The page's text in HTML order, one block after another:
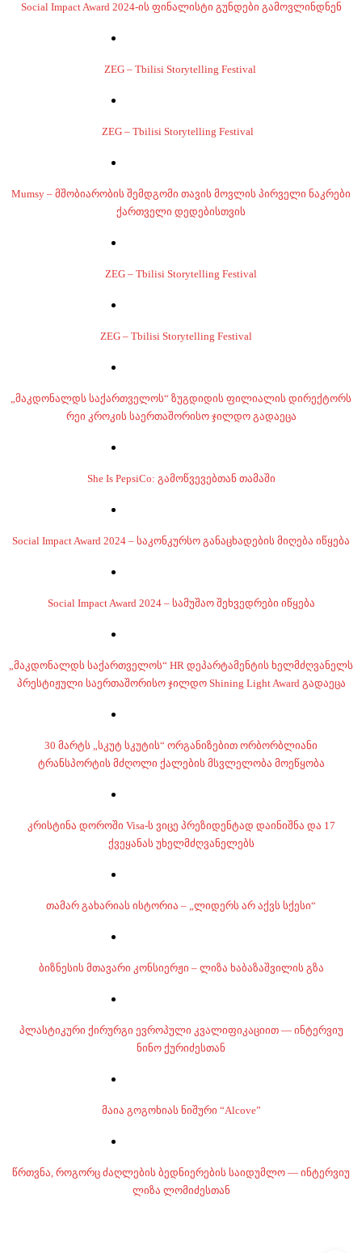
Social Impact Award 2024-ის ფინალისტი გუნდები გამოვლინდნენ
ZEG – Tbilisi Storytelling Festival
ZEG – Tbilisi Storytelling Festival
Mumsy – მშობიარობის შემდგომი თავის მოვლის პირველი ნაკრები
ქართველი დედებისთვის
ZEG – Tbilisi Storytelling Festival
ZEG – Tbilisi Storytelling Festival
„მაკდონალდს საქართველოს“ ზუგდიდის ფილიალის დირექტორს
რეი კროკის საერთაშორისო ჯილდო გადაეცა
She Is PepsiCo: გამოწვევებთან თამაში
Social Impact Award 2024 – საკონკურსო განაცხადების მიღება იწყება
Social Impact Award 2024 – სამუშაო შეხვედრები იწყება
„მაკდონალდს საქართველოს“ HR დეპარტამენტის ხელმძღვანელს
პრესტიჟული საერთაშორისო ჯილდო Shining Light Award გადაეცა
30 მარტს „სკუტ სკუტის“ ორგანიზებით ორბორბლიანი
ტრანსპორტის მძღოლი ქალების მსვლელობა მოეწყობა
კრისტინა დოროში Visa-ს ვიცე პრეზიდენტად დაინიშნა და 17
ქვეყანას უხელმძღვანელებს
თამარ გახარიას ისტორია – „ლიდერს არ აქვს სქესი“
ბიზნესის მთავარი კონსიერჟი – ლიზა ხაბაზაშვილის გზა
პლასტიკური ქირურგი ევროპული კვალიფიკაციით — ინტერვიუ
ნინო ქურიძესთან
მაია გოგოხიას ნიშური “Alcove”
წრთვნა, როგორც ძაღლების ბედნიერების საიდუმლო — ინტერვიუ
ლიზა ლომიძესთან